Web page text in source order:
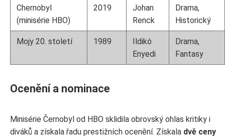
Chernobyl
(minisérie HBO)
2019
Johan
Renck
Drama,
Historický
Mojy 20. století 1989
Ildikó
Enyedi
Drama,
Fantasy
Ocenění a nominace
Minisérie Černobyl od HBO sklidila obrovský ohlas kritiky i
diváků a získala řadu prestižních ocenění. Získala dvě ceny